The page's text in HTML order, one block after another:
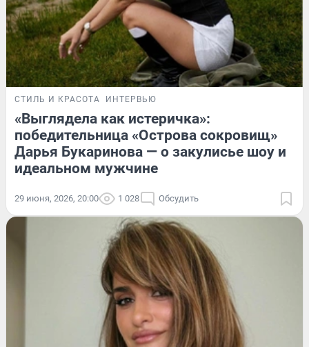
СТИЛЬ И КРАСОТА ИНТЕРВЬЮ
«Выглядела как истеричка»:
победительница «Острова сокровищ»
Дарья Букаринова — о закулисье шоу и
идеальном мужчине
29 июня, 2026, 20:00 1 028 Обсудить